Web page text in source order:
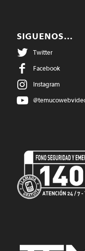
SIGUENOS…
Twitter
Facebook
Instagram